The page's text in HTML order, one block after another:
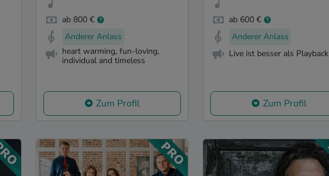
ab 800 €
Anderer Anlass
heart warming, fun-loving,
individual and timeless
Zum Profil
ab 600 €
Anderer Anlass
Live ist besser als Playback
Zum Profil